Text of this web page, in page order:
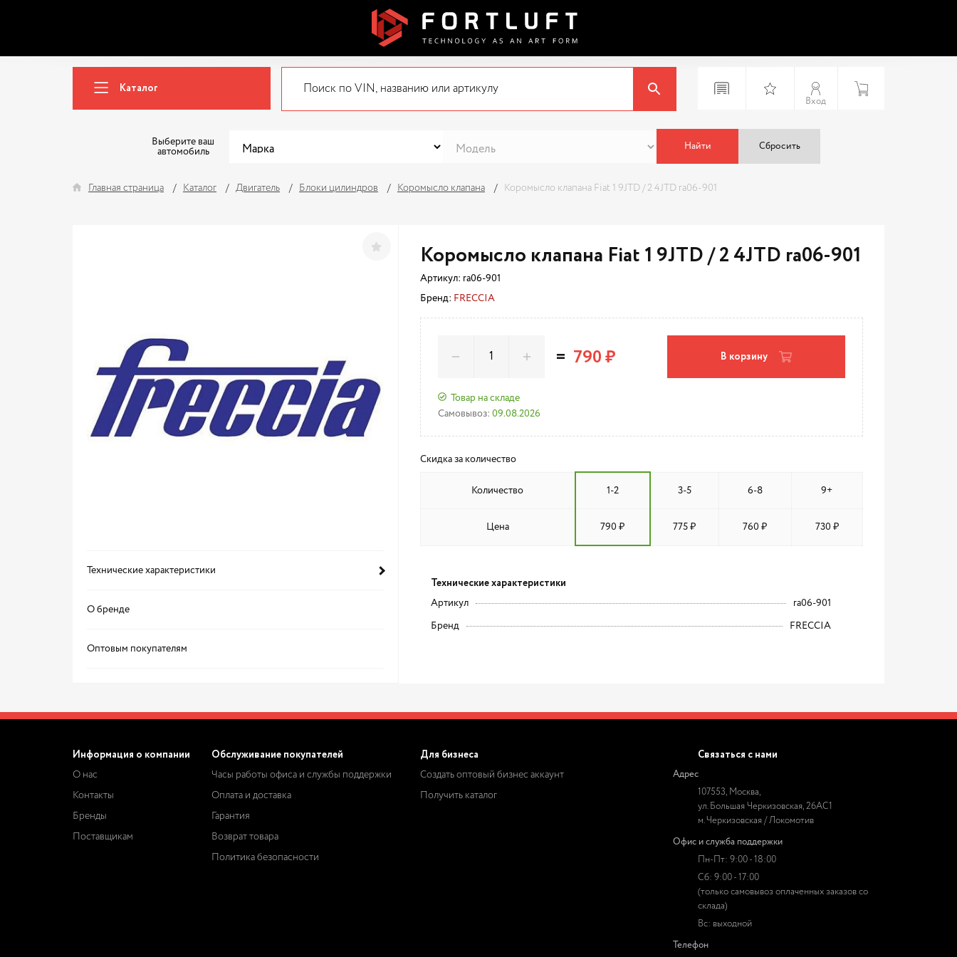
Каталог
Вход
Выберите ваш
автомобиль
Найти Сбросить
Главная страница Каталог Двигатель Блоки цилиндров Коромысло клапана Коромысло клапана Fiat 1 9JTD / 2 4JTD ra06-901
Технические характеристики
О бренде
Оптовым покупателям
Коромысло клапана Fiat 1 9JTD / 2 4JTD ra06-901
Артикул: ra06-901
Бренд: FRECCIA
Товар на складе
Самовывоз: 09.08.2026
= 790 ₽ В корзину
Скидка за количество
Количество 1-2 3-5 6-8 9+
Цена 790 ₽ 775 ₽ 760 ₽ 730 ₽
Технические характеристики
Артикул ra06-901
Бренд FRECCIA
Информация о компании
О нас
Контакты
Бренды
Поставщикам
Обслуживание покупателей
Часы работы офиса и службы поддержки
Оплата и доставка
Гарантия
Возврат товара
Политика безопасности
Для бизнеса
Создать оптовый бизнес аккаунт
Получить каталог
Связаться с нами
Адрес
107553, Москва,
ул. Большая Черкизовская, 26АС1
м. Черкизовская / Локомотив
Офис и служба поддержки
Пн-Пт: 9:00 - 18:00
Сб: 9:00 - 17:00
(только самовывоз оплаченных заказов со
склада)
Вс: выходной
Телефон